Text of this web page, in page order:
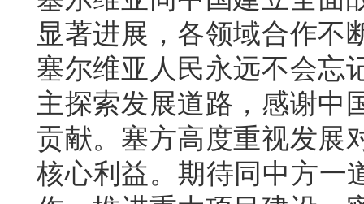
显著进展，各领域合作不
塞尔维亚人民永远不会忘
主探索发展道路，感谢中
贡献。塞方高度重视发展
核心利益。期待同中方一